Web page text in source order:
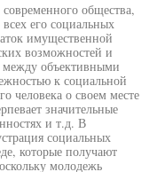
общества,
его социальных
имущественной
возможностей и
между объективными
к социальной
человека о своем месте
значительные
и т.д. В
социальных
которые получают
молодежь